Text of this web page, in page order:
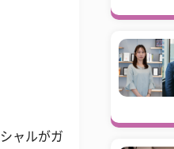
ャルがガ